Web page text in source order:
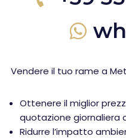
Vendere il tuo rame a
Ottenere il miglior
quotazione giornaliera
Ridurre l’impatto